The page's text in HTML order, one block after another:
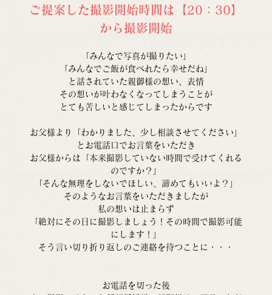
ご提案した撮影開始時間は【20：30】
から撮影開始
「みんなで写真が撮りたい」
「みんなでご飯が食べれたら幸せだね」
と話されていた親御様の想い、表情
その想いが叶わなくなってしまうことが
とても苦しいと感じてしまったからです
お父様より「わかりました、少し相談させてください」
とお電話口でお言葉をいただき
お父様からは「本来撮影していない時間で受けてくれる
のですか？」
「そんな無理をしないでほしい、諦めてもいいよ？」
そのようなお言葉をいただきましたが
私の想いは止まらず
「絶対にその日に撮影しましょう！その時間で撮影可能
にします！」
そう言い切り折り返しのご連絡を待つことに・・・
お電話を切った後